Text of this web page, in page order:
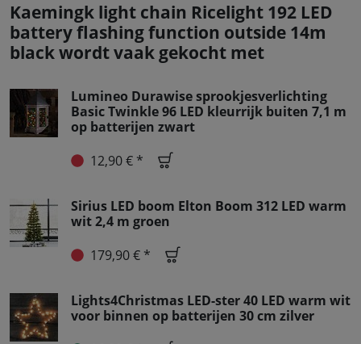
Kaemingk light chain Ricelight 192 LED
battery flashing function outside 14m
black wordt vaak gekocht met
Lumineo Durawise sprookjesverlichting
Basic Twinkle 96 LED kleurrijk buiten 7,1 m
op batterijen zwart
12,90 € *
Sirius LED boom Elton Boom 312 LED warm
wit 2,4 m groen
179,90 € *
Lights4Christmas LED-ster 40 LED warm wit
voor binnen op batterijen 30 cm zilver